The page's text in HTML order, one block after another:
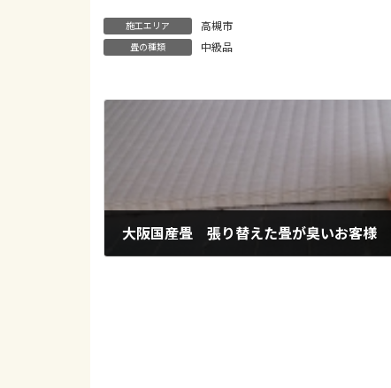
施工エリア 高槻市
畳の種類 中級品
大阪国産畳 張り替えた畳が臭いお客様